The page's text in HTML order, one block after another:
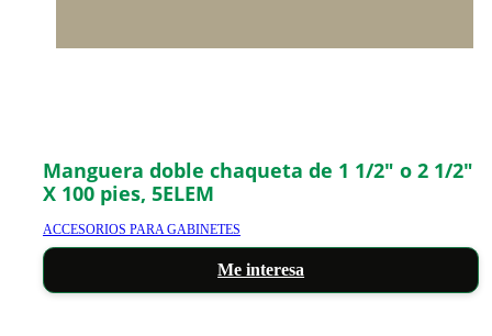
Manguera doble chaqueta de 1 1/2″ o 2 1/2″
X 100 pies, 5ELEM
ACCESORIOS PARA GABINETES
Me interesa